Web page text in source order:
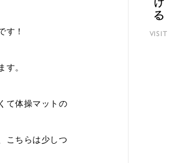
VISIT
す！
す。
て体操マットの
こちらは少しつ